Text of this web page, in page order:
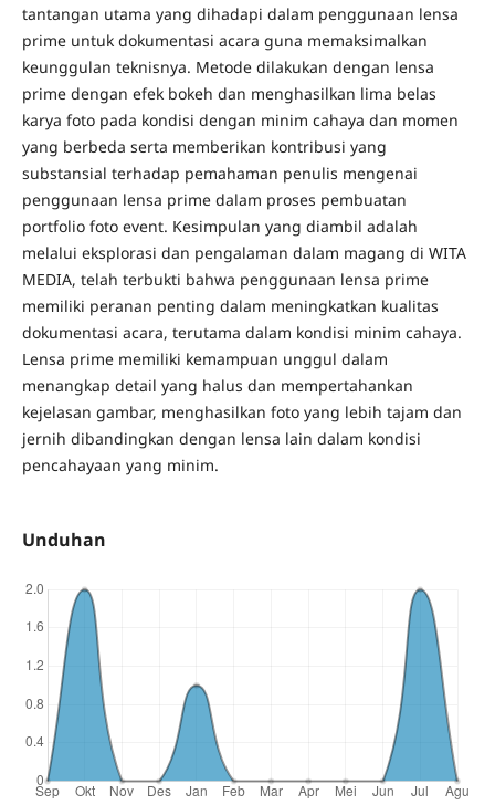
tantangan utama yang dihadapi dalam penggunaan lensa
prime untuk dokumentasi acara guna memaksimalkan
keunggulan teknisnya. Metode dilakukan dengan lensa
prime dengan efek bokeh dan menghasilkan lima belas
karya foto pada kondisi dengan minim cahaya dan momen
yang berbeda serta memberikan kontribusi yang
substansial terhadap pemahaman penulis mengenai
penggunaan lensa prime dalam proses pembuatan
portfolio foto event. Kesimpulan yang diambil adalah
melalui eksplorasi dan pengalaman dalam magang di WITA
MEDIA, telah terbukti bahwa penggunaan lensa prime
memiliki peranan penting dalam meningkatkan kualitas
dokumentasi acara, terutama dalam kondisi minim cahaya.
Lensa prime memiliki kemampuan unggul dalam
menangkap detail yang halus dan mempertahankan
kejelasan gambar, menghasilkan foto yang lebih tajam dan
jernih dibandingkan dengan lensa lain dalam kondisi
pencahayaan yang minim.
Unduhan